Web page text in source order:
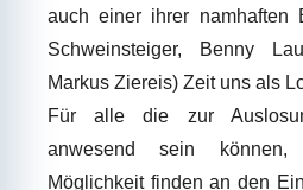
auch einer ihrer namhaften
Schweinsteiger, Benny
Markus Ziereis) Zeit uns als
Für alle die zur
anwesend sein
Möglichkeit finden an den